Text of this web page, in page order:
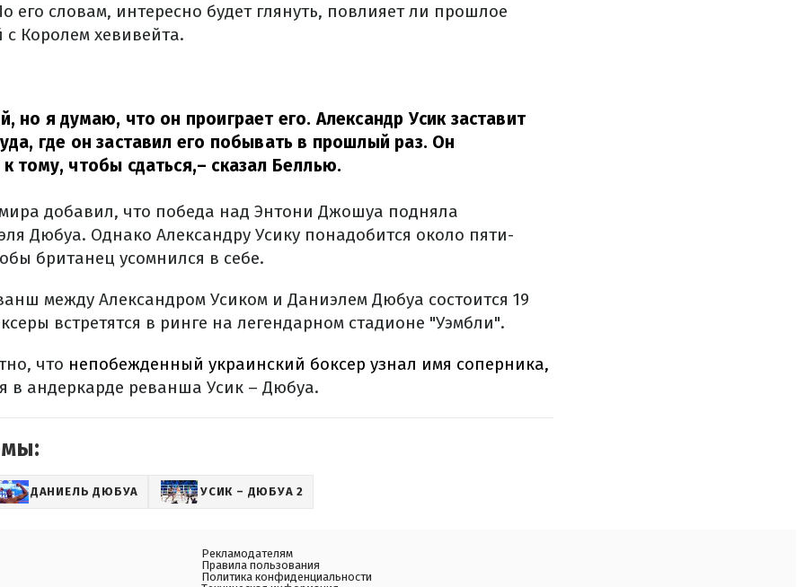
его словам, интересно будет глянуть, повлияет ли прошлое
Королем хевивейта.
но я думаю, что он проиграет его. Александр Усик заставит
где он заставил его побывать в прошлый раз. Он
тому, чтобы сдаться,– сказал Беллью.
добавил, что победа над Энтони Джошуа подняла
Дюбуа. Однако Александру Усику понадобится около пяти-
британец усомнился в себе.
между Александром Усиком и Даниэлем Дюбуа состоится 19
встретятся в ринге на легендарном стадионе "Уэмбли".
что непобежденный украинский боксер узнал имя соперника,
в андеркарде реванша Усик – Дюбуа.
ДАНИЕЛЬ ДЮБУА УСИК – ДЮБУА 2
Рекламодателям
Правила пользования
Политика конфиденциальности